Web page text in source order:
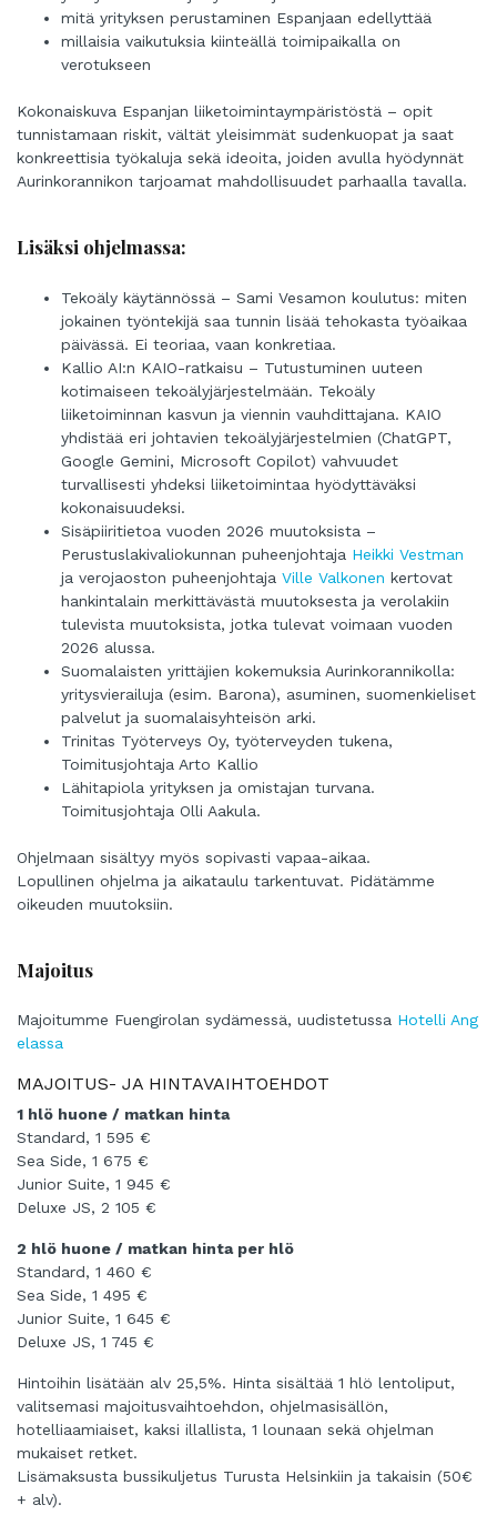
mitä yrityksen perustaminen Espanjaan edellyttää
millaisia vaikutuksia kiinteällä toimipaikalla on
verotukseen
Kokonaiskuva Espanjan liiketoimintaympäristöstä – opit
tunnistamaan riskit, vältät yleisimmät sudenkuopat ja saat
konkreettisia työkaluja sekä ideoita, joiden avulla hyödynnät
Aurinkorannikon tarjoamat mahdollisuudet parhaalla tavalla.
Lisäksi ohjelmassa:
Tekoäly käytännössä – Sami Vesamon koulutus: miten
jokainen työntekijä saa tunnin lisää tehokasta työaikaa
päivässä. Ei teoriaa, vaan konkretiaa.
Kallio AI:n KAIO-ratkaisu – Tutustuminen uuteen
kotimaiseen tekoälyjärjestelmään. Tekoäly
liiketoiminnan kasvun ja viennin vauhdittajana. KAIO
yhdistää eri johtavien tekoälyjärjestelmien (ChatGPT,
Google Gemini, Microsoft Copilot) vahvuudet
turvallisesti yhdeksi liiketoimintaa hyödyttäväksi
kokonaisuudeksi.
Sisäpiiritietoa vuoden 2026 muutoksista –
Perustuslakivaliokunnan puheenjohtaja Heikki Vestman
ja verojaoston puheenjohtaja Ville Valkonen kertovat
hankintalain merkittävästä muutoksesta ja verolakiin
tulevista muutoksista, jotka tulevat voimaan vuoden
2026 alussa.
Suomalaisten yrittäjien kokemuksia Aurinkorannikolla:
yritysvierailuja (esim. Barona), asuminen, suomenkieliset
palvelut ja suomalaisyhteisön arki.
Trinitas Työterveys Oy, työterveyden tukena,
Toimitusjohtaja Arto Kallio
Lähitapiola yrityksen ja omistajan turvana.
Toimitusjohtaja Olli Aakula.
Ohjelmaan sisältyy myös sopivasti vapaa-aikaa.
Lopullinen ohjelma ja aikataulu tarkentuvat. Pidätämme
oikeuden muutoksiin.
Majoitus
Majoitumme Fuengirolan sydämessä, uudistetussa Hotelli Ang
elassa
MAJOITUS- JA HINTAVAIHTOEHDOT
1 hlö huone / matkan hinta
Standard, 1 595 €
Sea Side, 1 675 €
Junior Suite, 1 945 €
Deluxe JS, 2 105 €
2 hlö huone / matkan hinta per hlö
Standard, 1 460 €
Sea Side, 1 495 €
Junior Suite, 1 645 €
Deluxe JS, 1 745 €
Hintoihin lisätään alv 25,5%. Hinta sisältää 1 hlö lentoliput,
valitsemasi majoitusvaihtoehdon, ohjelmasisällön,
hotelliaamiaiset, kaksi illallista, 1 lounaan sekä ohjelman
mukaiset retket.
Lisämaksusta bussikuljetus Turusta Helsinkiin ja takaisin (50€
+ alv).